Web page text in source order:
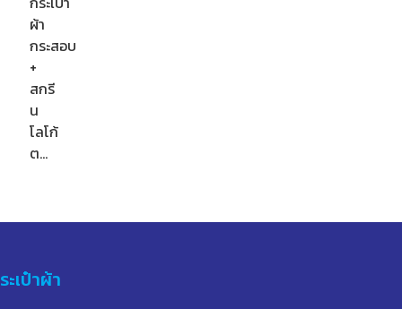
ผ้า
กระสอบ
+
สกรี
น
โลโก้
ต…
ะเป๋าผ้า